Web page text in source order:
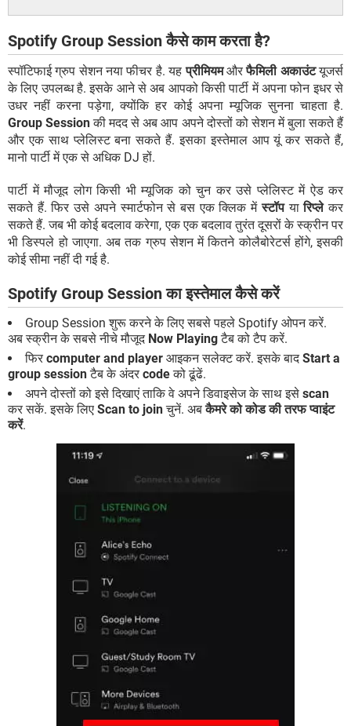
Spotify Group Session कैसे काम करता है?
स्पॉटिफाई ग्रुप सेशन नया फीचर है. यहप्रीमियमऔरफैमिली अकाउंटयूजर्स
के लिए उपलब्ध है. इसके आने से अब आपको किसी पार्टी में अपना फोन इधर से
उधर नहीं करना पड़ेगा, क्योंकि हर कोई अपना म्यूजिक सुनना चाहता है.
Group Sessionकी मदद से अब आप अपने दोस्तों को सेशन में बुला सकते हैं
और एक साथ प्लेलिस्ट बना सकते हैं. इसका इस्तेमाल आप यूं कर सकते हैं,
मानो पार्टी में एक से अधिक DJ हों.
पार्टी में मौजूद लोग किसी भी म्यूजिक को चुन कर उसे प्लेलिस्ट में ऐड कर
सकते हैं. फिर उसे अपने स्मार्टफोन से बस एक क्लिक मेंस्टॉपयारिप्लेकर
सकते हैं. जब भी कोई बदलाव करेगा, एक एक बदलाव तुरंत दूसरों के स्क्रीन पर
भी डिस्पले हो जाएगा. अब तक ग्रुप सेशन में कितने कोलैबोरेटर्स होंगे, इसकी
कोई सीमा नहीं दी गई है.
Spotify Group Session का इस्तेमाल कैसे करें
Group Session शुरू करने के लिए सबसे पहले Spotify ओपन करें.
अब स्क्रीन के सबसे नीचे मौजूद Now Playingटैब को टैप करें.
फिर computer and player आइकन सलेक्ट करें. इसके बादStart a
group sessionटैब के अंदर codeको ढूंढें.
अपने दोस्तों को इसे दिखाएं ताकि वे अपने डिवाइसेज के साथ इसे scan
कर सकें. इसके लिए Scan to joinचुनें. अबकैमरे को कोड की तरफ प्वाइंट
करें.